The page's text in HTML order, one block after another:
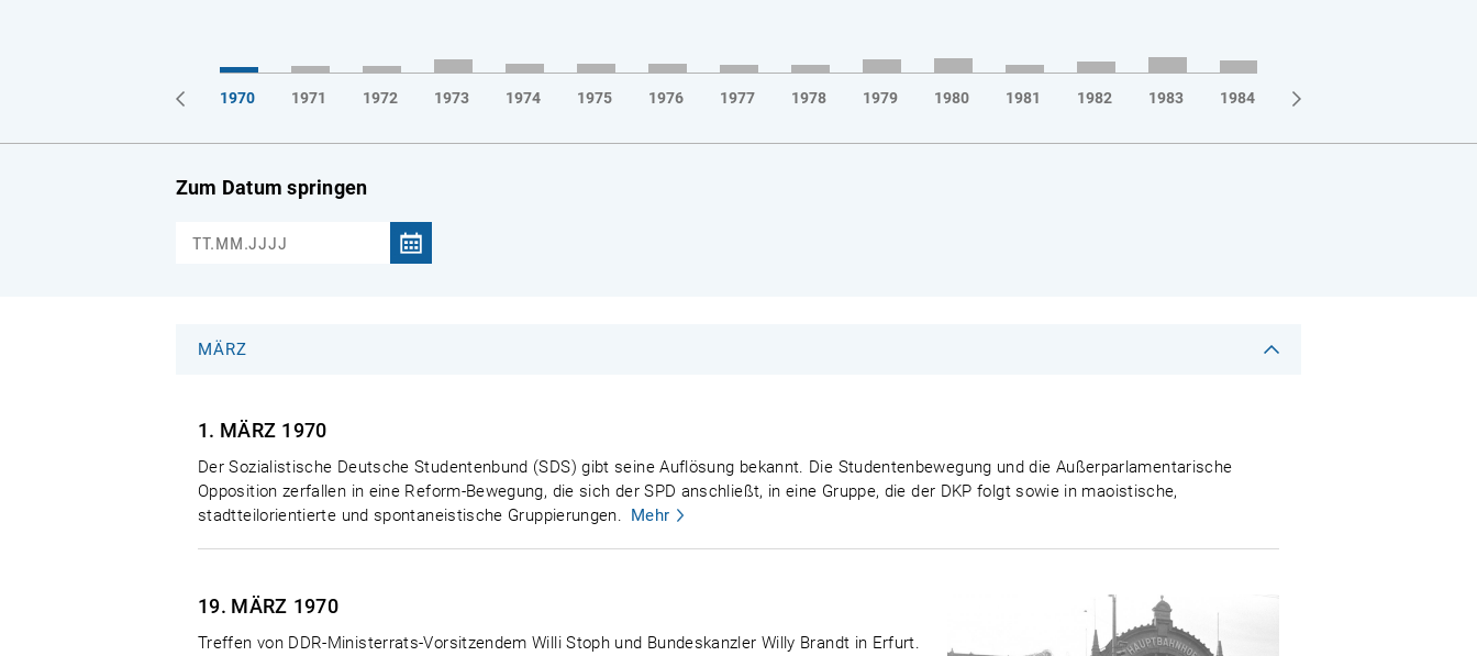
1969 1970 1971 1972 1973 1974 1975 1976 1977 1978 1979 1980 1981 1982 1983 1984 1985
Zum Datum springen
MÄRZ
1. MÄRZ 1970
Der Sozialistische Deutsche Studentenbund (SDS) gibt seine Auflösung bekannt. Die Studentenbewegung und die Außerparlamentarische
Opposition zerfallen in eine Reform-Bewegung, die sich der SPD anschließt, in eine Gruppe, die der DKP folgt sowie in maoistische,
stadtteilorientierte und spontaneistische Gruppierungen. Mehr
19. MÄRZ 1970
Treffen von DDR-Ministerrats-Vorsitzendem Willi Stoph und Bundeskanzler Willy Brandt in Erfurt.